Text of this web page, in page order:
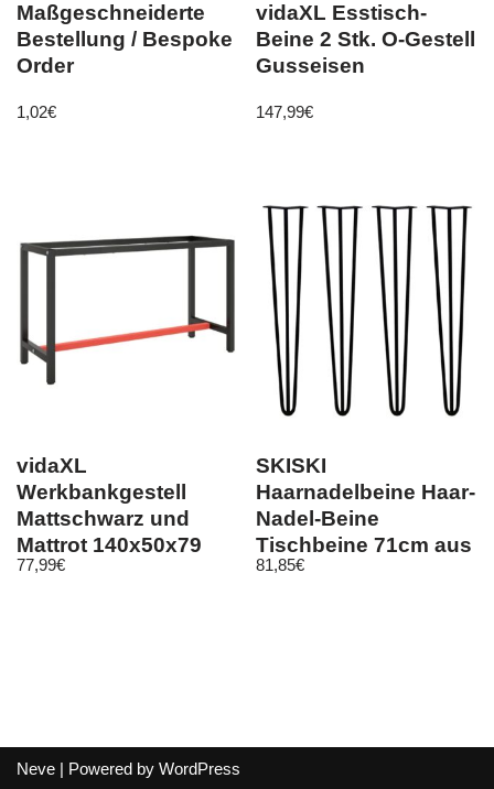
Maßgeschneiderte
Bestellung / Bespoke
Order
1,02€
vidaXL Esstisch-
Beine 2 Stk. O-Gestell
Gusseisen
147,99€
vidaXL
Werkbankgestell
Mattschwarz und
Mattrot 140x50x79
cm Metall
77,99€
SKISKI
Haarnadelbeine Haar-
Nadel-Beine
Tischbeine 71cm aus
Stahl
81,85€
Neve | Powered by WordPress